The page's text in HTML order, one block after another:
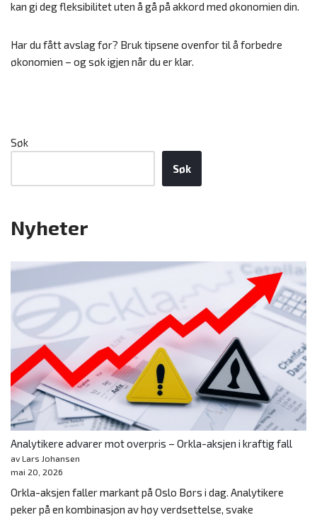
kan gi deg fleksibilitet uten å gå på akkord med økonomien din.
Har du fått avslag før? Bruk tipsene ovenfor til å forbedre
økonomien – og søk igjen når du er klar.
Søk
Søk
Nyheter
Analytikere advarer mot overpris – Orkla-aksjen i kraftig fall
av Lars Johansen
mai 20, 2026
Orkla-aksjen faller markant på Oslo Børs i dag. Analytikere
peker på en kombinasjon av høy verdsettelse, svake